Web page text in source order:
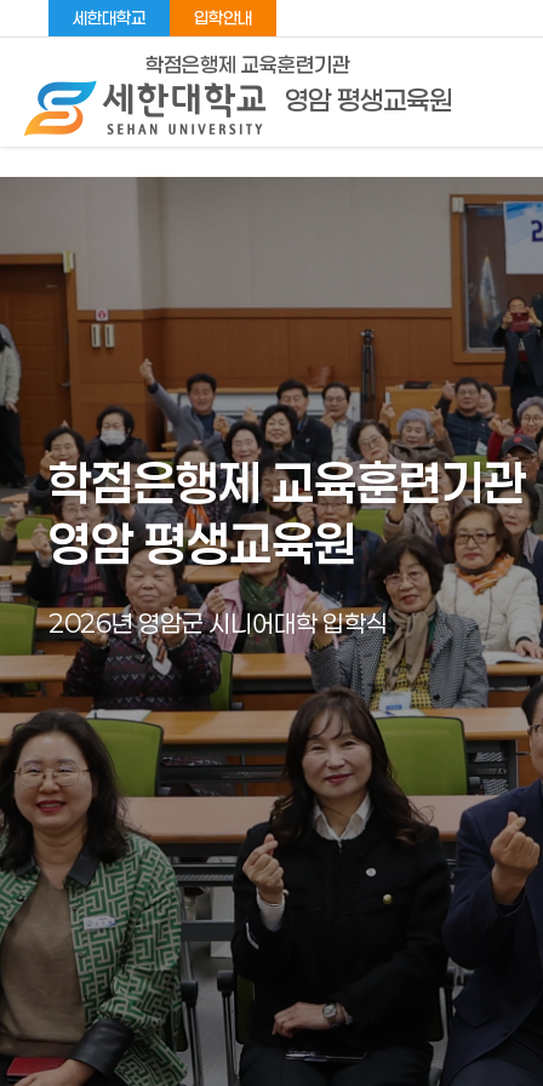
세한대학교 입학안내
학점은행제 교육훈련기관
영암 평생교육원
학점은행제 교육훈련기관
영암 평생교육원
2026년 영암군 시니어대학 입학식
학점은행제 교육훈련기관
영암 평생교육원
2026년 무안신도시 시니어대학 입학
학점은행제 교육훈련기관
영암 평생교육원
2026년 영암군 시니어대학 입학식
학점은행제 교육훈련기관
영암 평생교육원
2026년 무안신도시 시니어대학 입학
학점은행제 교육훈련기관
영암 평생교육원
2026년 영암군 시니어대학 입학식
학점은행제 교육훈련기관
영암 평생교육원
2026년 무안신도시 시니어대학 입학